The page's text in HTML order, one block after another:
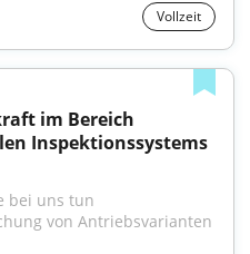
Vollzeit
im Bereich
Inspektionssystems
bei uns tun
von Antriebsvarianten